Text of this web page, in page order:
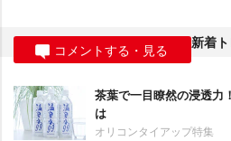
コメントする・見る 新着
茶葉で一目瞭然の浸透力
は
オリコンタイアップ特集